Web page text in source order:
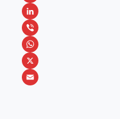
a
c
e
b
o
M
e
s
s
e
L
i
n
k
V
i
b
W
h
X